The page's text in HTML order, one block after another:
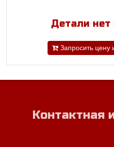
Детали нет
Запросить цену
Контактная